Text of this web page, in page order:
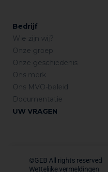
Bedrijf
Wie zijn wij?
Onze groep
Onze geschiedenis
Ons merk
Ons MVO-beleid
Documentatie
UW VRAGEN
©GEB All rights reserved
Wettelijke vermeldingen